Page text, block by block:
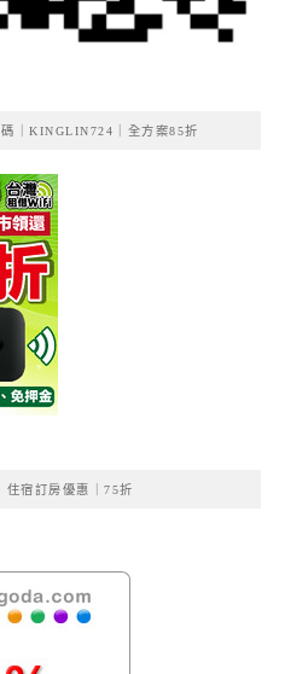
｜KINGLIN724｜全方案85折
住宿訂房優惠｜75折